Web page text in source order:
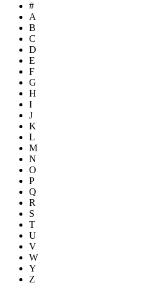
#
A
B
C
D
E
F
G
H
I
J
K
L
M
N
O
P
Q
R
S
T
U
V
W
Y
Z